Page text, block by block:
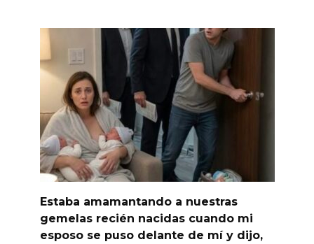
Estaba amamantando a nuestras
gemelas recién nacidas cuando mi
esposo se puso delante de mí y dijo,